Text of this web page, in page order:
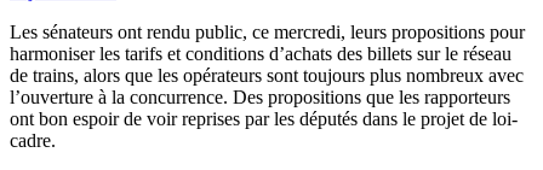
Les sénateurs ont rendu public, ce mercredi, leurs propositions pour
harmoniser les tarifs et conditions d’achats des billets sur le réseau
de trains, alors que les opérateurs sont toujours plus nombreux avec
l’ouverture à la concurrence. Des propositions que les rapporteurs
ont bon espoir de voir reprises par les députés dans le projet de loi-
cadre.